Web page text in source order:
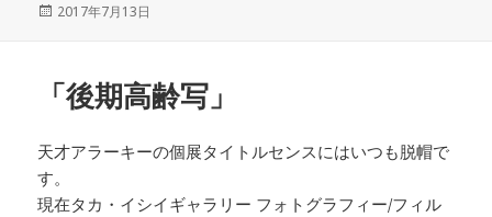
投
2017年7月13日
「後期高齢写」
天才アラーキーの個展タイトルセンスにはいつも脱帽で
す。
現在タカ・イシイギャラリー フォトグラフィー/フィル